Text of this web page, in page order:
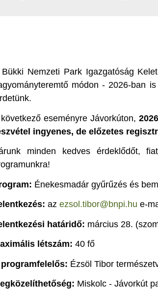
Nemzeti Park Igazgatóság
módon - 2026-ban
eseményre Jávorkúton,
ingyenes, de előzetes
minden kedves érdeklődőt,
Énekesmadár gyűrűzés és
az ezsol.tibor@bnpi.hu e-
határidő: március 28.
létszám: 40 fő
programfelelős: Ézsöl Tibor
Miskolc - Jávorkút